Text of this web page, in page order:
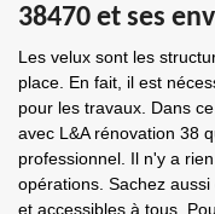
38470 et ses
Les velux sont les
place. En fait, il est
pour les travaux. Dans
avec L&A rénovation 38
professionnel. Il n'y a
opérations. Sachez
et accessibles à tous.